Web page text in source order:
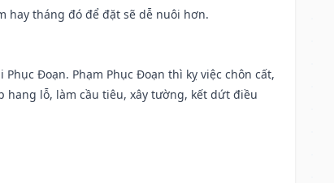
hay tháng đó để đặt sẽ dễ nuôi hơn.
Đoạn. Phạm Phục Đoạn thì kỵ việc chôn cất,
hang lỗ, làm cầu tiêu, xây tường, kết dứt điều